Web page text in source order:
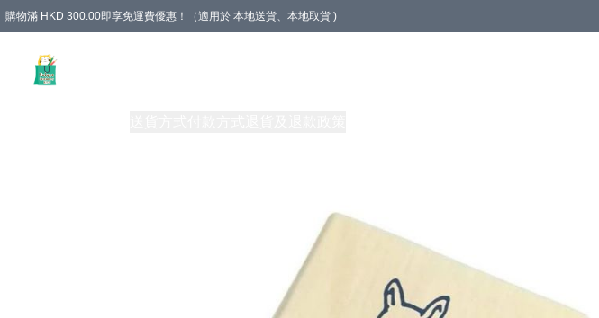
購物滿 HKD 300.00即享免運費優惠！（適用於 本地送貨、本地取貨 )